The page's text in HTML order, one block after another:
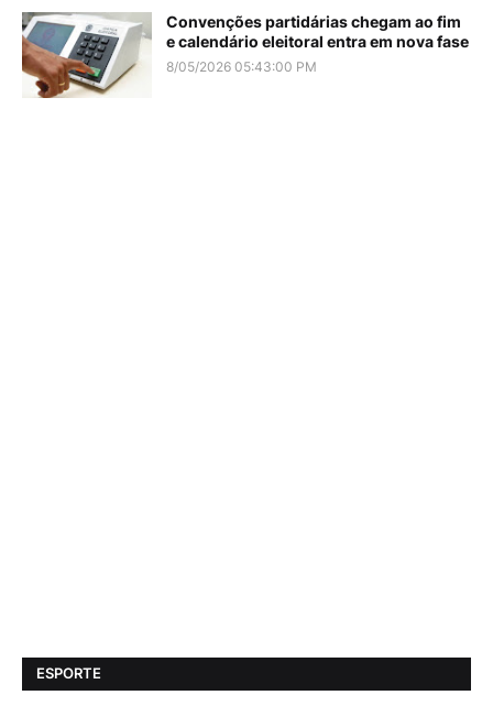
Convenções partidárias chegam ao fim
e calendário eleitoral entra em nova fase
8/05/2026 05:43:00 PM
ESPORTE